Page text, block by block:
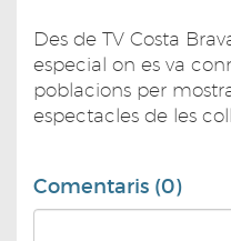
Des de TV Costa
especial on es va
poblacions per
espectacles de les
Comentaris (0)